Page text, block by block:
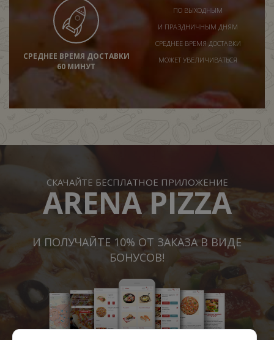
СРЕДНЕЕ ВРЕМЯ ДОСТАВКИ
60 МИНУТ
ПО ВЫХОДНЫМ
И ПРАЗДНИЧНЫМ ДНЯМ
СРЕДНЕЕ ВРЕМЯ ДОСТАВКИ
МОЖЕТ УВЕЛИЧИВАТЬСЯ
СКАЧАЙТЕ БЕСПЛАТНОЕ ПРИЛОЖЕНИЕ
ARENA PIZZA
И ПОЛУЧАЙТЕ 10% ОТ ЗАКАЗА В ВИДЕ
БОНУСОВ!